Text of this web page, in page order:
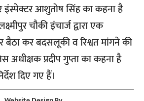
आशुतोष सिंह का कहना है
चौकी इंचार्ज द्वारा एक
बैठा कर बदसलूकी व रिश्वत मांगने की
अधीक्षक प्रदीप गुप्ता का कहना है
दिए गए हैं।